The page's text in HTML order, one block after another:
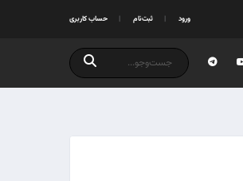
ورود ثبت‌نام حساب کاربری